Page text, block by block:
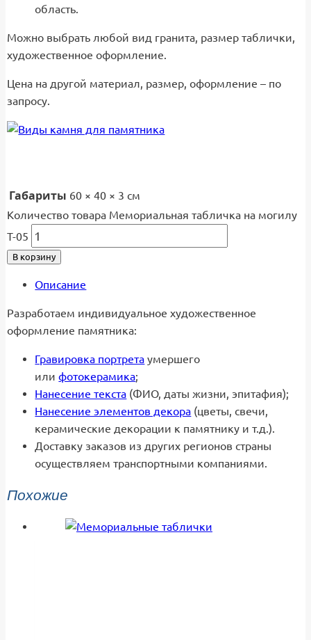
область.
Можно выбрать любой вид гранита, размер таблички,
художественное оформление.
Цена на другой материал, размер, оформление – по
запросу.
Габариты 60 × 40 × 3 см
Количество товара Мемориальная табличка на могилу
Т-05
В корзину
Описание
Разработаем индивидуальное художественное
оформление памятника:
Гравировка портрета умершего
илифотокерамика;
Нанесение текста (ФИО, даты жизни, эпитафия);
Нанесение элементов декора (цветы, свечи,
керамические декорации к памятнику и т.д.).
Доставку заказов из других регионов страны
осуществляем транспортными компаниями.
Похожие